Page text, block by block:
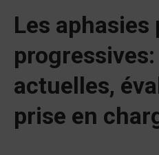
Les
actuelles,
prise en